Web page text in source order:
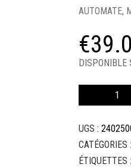
AUTOMATE,
€
DISPONIBLE
QUANTITÉ
DE
CASE
FEEDER
DILLON
UGS :
CATÉGORIES :
ÉTIQUETTES :